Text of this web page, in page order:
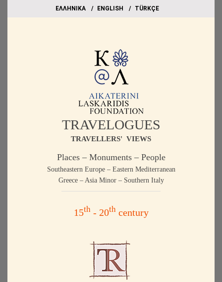
EΛΛΗΝΙΚΑ ΕΝGLISH TÜRKÇE
TRAVELOGUES
TRAVELLERS' VIEWS
Places – Monuments – People
Southeastern Europe – Eastern Mediterranean
Greece – Asia Minor – Southern Italy
15th- 20thcentury